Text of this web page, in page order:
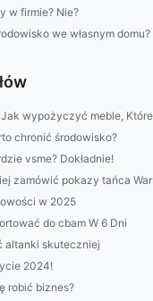
w firmie? Nie?
we własnym domu?
wypożyczyć meble,
chronić środowisko?
vsme? Dokładnie!
zamówić pokazy tańca
w 2025
do cbam W 6 Dni
altanki skuteczniej
2024!
robić biznes?